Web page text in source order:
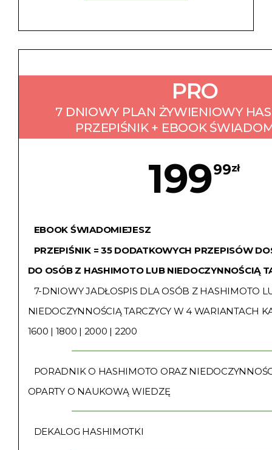
PRO
7 DNIOWY PLAN ŻYWIENIOWY
PRZEPIŚNIK + EBOOK
19999zł
EBOOK ŚWIADOMIEJESZ
PRZEPIŚNIK = 35 DODATKOWYCH PRZEPISÓW
DO OSÓB Z HASHIMOTO LUB NIEDOCZYNNOŚCIĄ
7-DNIOWY JADŁOSPIS DLA OSÓB Z HASHIMOTO
NIEDOCZYNNOŚCIĄ TARCZYCY W 4 WARIANTACH
1600 | 1800 | 2000 | 2200
PORADNIK O HASHIMOTO ORAZ
OPARTY O NAUKOWĄ WIEDZĘ
DEKALOG HASHIMOTKI